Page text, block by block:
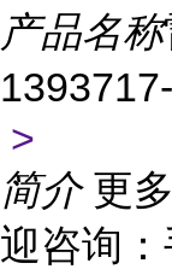
产品名称
>
简介 更
迎咨询